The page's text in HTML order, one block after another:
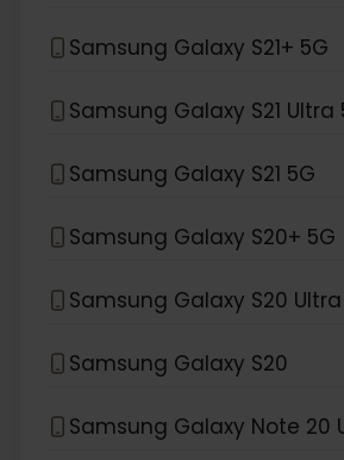
Samsung Galaxy S21+ 5G
Samsung Galaxy S21 Ultra
Samsung Galaxy S21 5G
Samsung Galaxy S20+ 5G
Samsung Galaxy S20
Samsung Galaxy S20
Samsung Galaxy Note 20